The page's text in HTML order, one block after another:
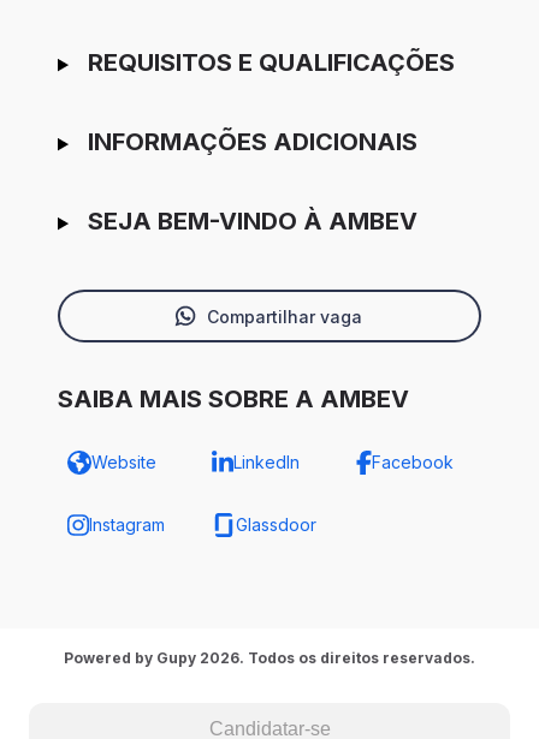
REQUISITOS E QUALIFICAÇÕES
INFORMAÇÕES ADICIONAIS
SEJA BEM-VINDO À AMBEV
Compartilhar vaga
SAIBA MAIS SOBRE A AMBEV
Website LinkedIn Facebook
Instagram Glassdoor
Candidatar-se
Powered by Gupy 2026. Todos os direitos reservados.